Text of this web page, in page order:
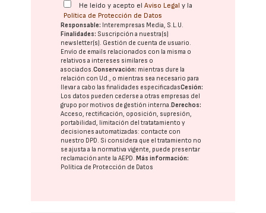
He leído y acepto elAviso Legal y la
Política de Protección de Datos
Responsable: Interempresas Media, S.L.U.
Finalidades: Suscripción a nuestra(s)
newsletter(s). Gestión de cuenta de usuario.
Envío de emails relacionados con la misma o
relativos a intereses similares o
asociados.Conservación: mientras dure la
relación con Ud., o mientras sea necesario para
llevar a cabo las finalidades especificadasCesión:
Los datos pueden cederse a otras empresas del
grupo por motivos de gestión interna.Derechos:
Acceso, rectificación, oposición, supresión,
portabilidad, limitación del tratatamiento y
decisiones automatizadas: contacte con
nuestro DPD. Si considera que el tratamiento no
se ajusta a la normativa vigente, puede presentar
reclamación ante laAEPD.Más información:
Política de Protección de Datos